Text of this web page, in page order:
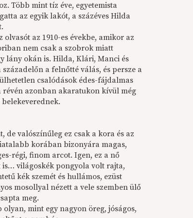
Több mint tíz éve, egyetemista
az egyik lakót, a százéves Hilda
az 1910-es évekbe, amikor az
nem csak a szobrok miatt
lány okán is. Hilda, Klári, Manci és
a felnőtté válás, és persze a
csalódások édes-fájdalmas
azonban akaratukon kívül még
valószínűleg ez csak a kora és az
korában bizonyára magas,
régi, finom arcot. Igen, ez a nő
is… világoskék pongyola volt rajta,
kék szemét és hullámos, ezüst
mosollyal nézett a vele szemben ülő
meg.
mint egy nagyon öreg, jóságos,